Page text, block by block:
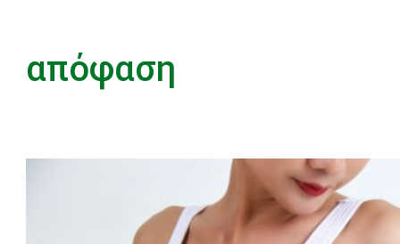
απόφαση